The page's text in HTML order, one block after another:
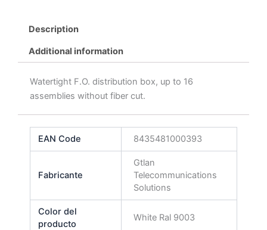
Description
Additional information
Watertight F.O. distribution box, up to 16
assemblies without fiber cut.
EAN Code 8435481000393
Fabricante
Gtlan
Telecommunications
Solutions
Color del
producto
White Ral 9003